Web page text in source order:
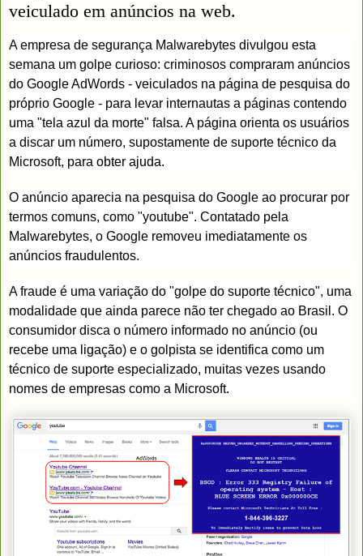
veiculado em anúncios na web.
A empresa de segurança Malwarebytes divulgou esta
semana um golpe curioso: criminosos compraram anúncios
do Google AdWords - veiculados na página de pesquisa do
próprio Google - para levar internautas a páginas contendo
uma "tela azul da morte" falsa. A página orienta os usuários
a discar um número, supostamente de suporte técnico da
Microsoft, para obter ajuda.
O anúncio aparecia na pesquisa do Google ao procurar por
termos comuns, como "youtube". Contatado pela
Malwarebytes, o Google removeu imediatamente os
anúncios fraudulentos.
A fraude é uma variação do "golpe do suporte técnico", uma
modalidade que ainda parece não ter chegado ao Brasil. O
consumidor disca o número informado no anúncio (ou
recebe uma ligação) e o golpista se identifica como um
técnico de suporte especializado, muitas vezes usando
nomes de empresas como a Microsoft.